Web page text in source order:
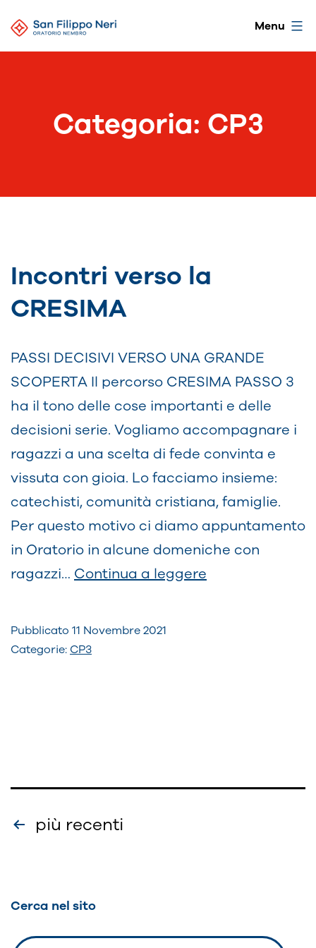
al
Oratorio
di
Menu
Categoria: CP3
Incontri verso la
CRESIMA
PASSI DECISIVI VERSO UNA GRANDE
SCOPERTA Il percorso CRESIMA PASSO 3
ha il tono delle cose importanti e delle
decisioni serie. Vogliamo accompagnare i
ragazzi a una scelta di fede convinta e
vissuta con gioia. Lo facciamo insieme:
catechisti, comunità cristiana, famiglie.
Per questo motivo ci diamo appuntamento
in Oratorio in alcune domeniche con
ragazzi… Continua a leggere
Pubblicato 11 Novembre 2021
Categorie: CP3
Paginazione
più recenti
Cerca nel sito